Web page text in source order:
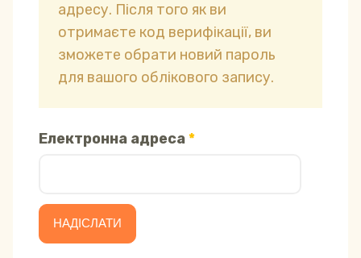
адресу. Після того як ви
отримаєте код верифікації, ви
зможете обрати новий пароль
для вашого облікового запису.
Електронна адреса*
НАДІСЛАТИ